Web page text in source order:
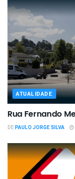
ATUALIDADE
Rua Fernando
DEPAULO JORGE SILVA